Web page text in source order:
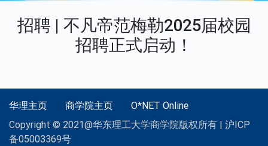
招聘 | 不凡帝范梅勒2025届校园
招聘正式启动！
华理主页 商学院主页
O*NET Online
Copyright © 2021@华东理工大学商学院版权所有 | 沪ICP
备05003369号